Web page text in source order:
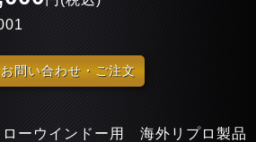
問い合わせ・ご注文
ーウインドー用 海外リプロ製品